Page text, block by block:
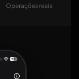
Operações reais